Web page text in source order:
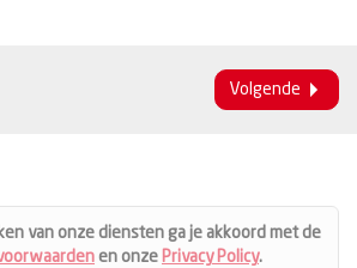
Volgende
van onze diensten ga je akkoord met de
en onze Privacy Policy.